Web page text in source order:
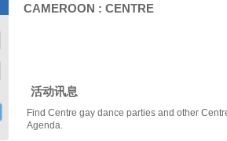
CAMEROON : CENTRE
活动讯息
Find Centre gay dance parties and other
Agenda.